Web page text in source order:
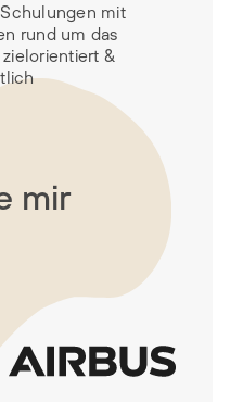
mit
rund um das
&
mir